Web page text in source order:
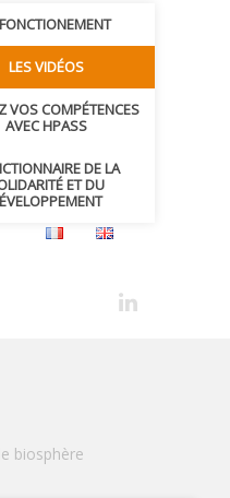
LES VIDÉOS
VOS COMPÉTENCES
AVEC HPASS
DE LA
ET DU
biosphère